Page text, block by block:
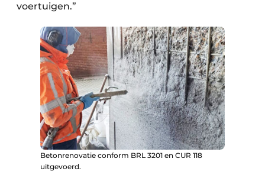
voertuigen.”
Betonrenovatie conform BRL 3201 en CUR 118
uitgevoerd.